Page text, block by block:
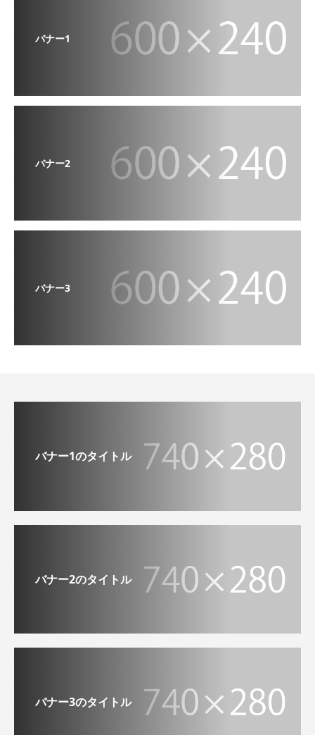
バナー1
バナー2
バナー3
バナー1のタイトル
バナー2のタイトル
バナー3のタイトル